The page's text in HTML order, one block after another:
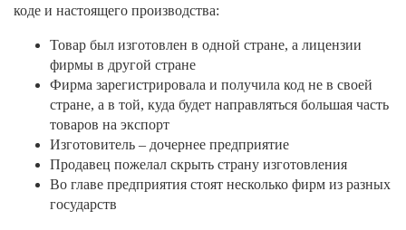
коде и настоящего производства:
Товар был изготовлен в одной стране, а лицензии
фирмы в другой стране
Фирма зарегистрировала и получила код не в своей
стране, а в той, куда будет направляться большая часть
товаров на экспорт
Изготовитель – дочернее предприятие
Продавец пожелал скрыть страну изготовления
Во главе предприятия стоят несколько фирм из разных
государств